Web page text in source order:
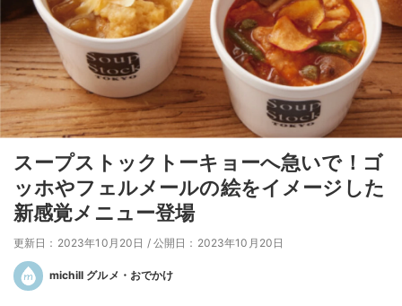
スープストックトーキョーへ急いで！ゴ
ッホやフェルメールの絵をイメージした
新感覚メニュー登場
更新日：2023年10月20日 / 公開日：2023年10月20日
michill グルメ・おでかけ